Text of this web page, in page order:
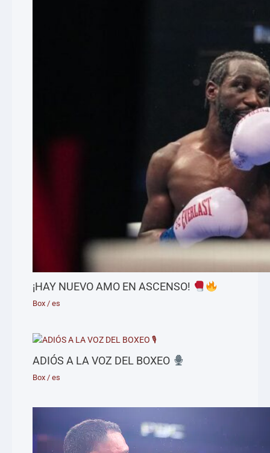
¡HAY NUEVO AMO EN ASCENSO!
Box /es
ADIÓS A LA VOZ DEL BOXEO
Box /es